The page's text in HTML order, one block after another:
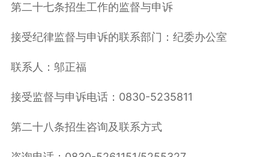
第二十七条招生工作的监督与申诉
接受纪律监督与申诉的联系部门：纪委办公室
联系人：邬正福
接受监督与申诉电话：0830-5235811
第二十八条招生咨询及联系方式